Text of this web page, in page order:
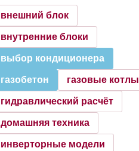
внешний блок
внутренние блоки
выбор кондиционера
газобетон газовые котлы
гидравлический расчёт
домашняя техника
инверторные модели